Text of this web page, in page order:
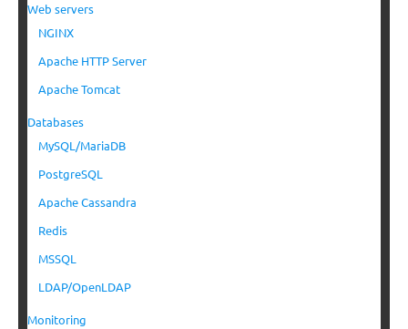
Web servers
NGINX
Apache HTTP Server
Apache Tomcat
Databases
MySQL/MariaDB
PostgreSQL
Apache Cassandra
Redis
MSSQL
LDAP/OpenLDAP
Monitoring